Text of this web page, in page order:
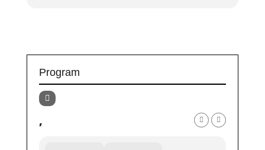
Program
,